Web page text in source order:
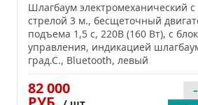
Шлагбаум электромеханический
стрелой 3 м., бесщеточный
подъема 1,5 c, 220В (160 Вт), с
управления, индикацией
град.С., Bluetooth, левый
82 000